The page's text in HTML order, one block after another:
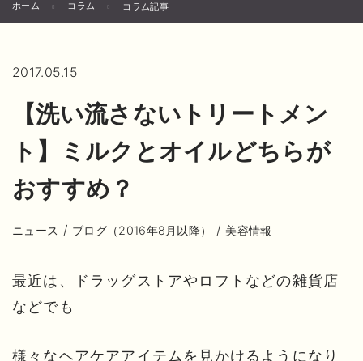
ホーム コラム コラム記事
2017.05.15
【洗い流さないトリートメン
ト】ミルクとオイルどちらが
おすすめ？
ニュース / ブログ（2016年8月以降） / 美容情報
最近は、ドラッグストアやロフトなどの雑貨店
などでも
様々なヘアケアアイテムを見かけるようになり